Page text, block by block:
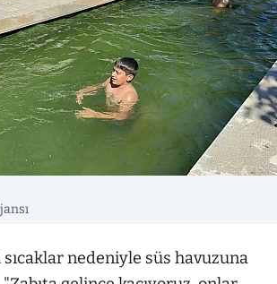
sıcaklar nedeniyle süs havuzuna